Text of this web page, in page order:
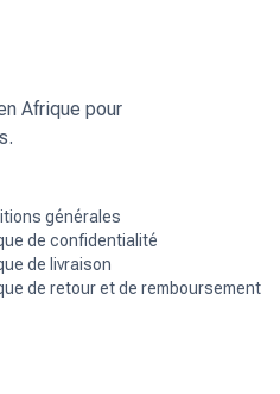
Afrique pour
générales
de confidentialité
de livraison
de retour et de remboursement